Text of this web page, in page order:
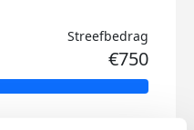
Streefbedrag
€750